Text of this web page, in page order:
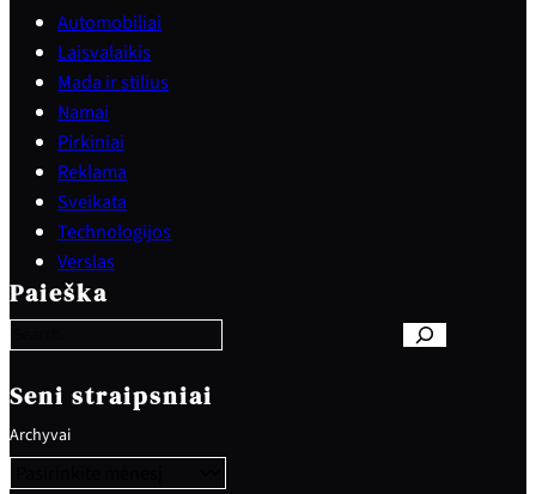
Automobiliai
Laisvalaikis
Mada ir stilius
Namai
Pirkiniai
Reklama
Sveikata
Technologijos
Verslas
Paieška
e
a
c
h
Seni straipsniai
Archyvai